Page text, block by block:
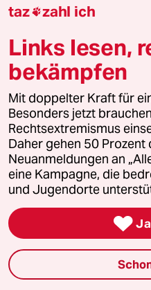
Stefan L.
05.02.2021
@LuckyLulu :
"...Die alte
Diebstahl"
Nein, das ist
und dummer
misogynen
Jahrhundert
bei einer
Impfstoffen
taz zahl ich
Links lesen,
bekämpfen
Mit doppelter Kraft für
Besonders jetzt
Rechtsextremismus
Daher gehen 50 Prozent
Neuanmeldungen an
eine Kampagne, die
und Jugendorte
